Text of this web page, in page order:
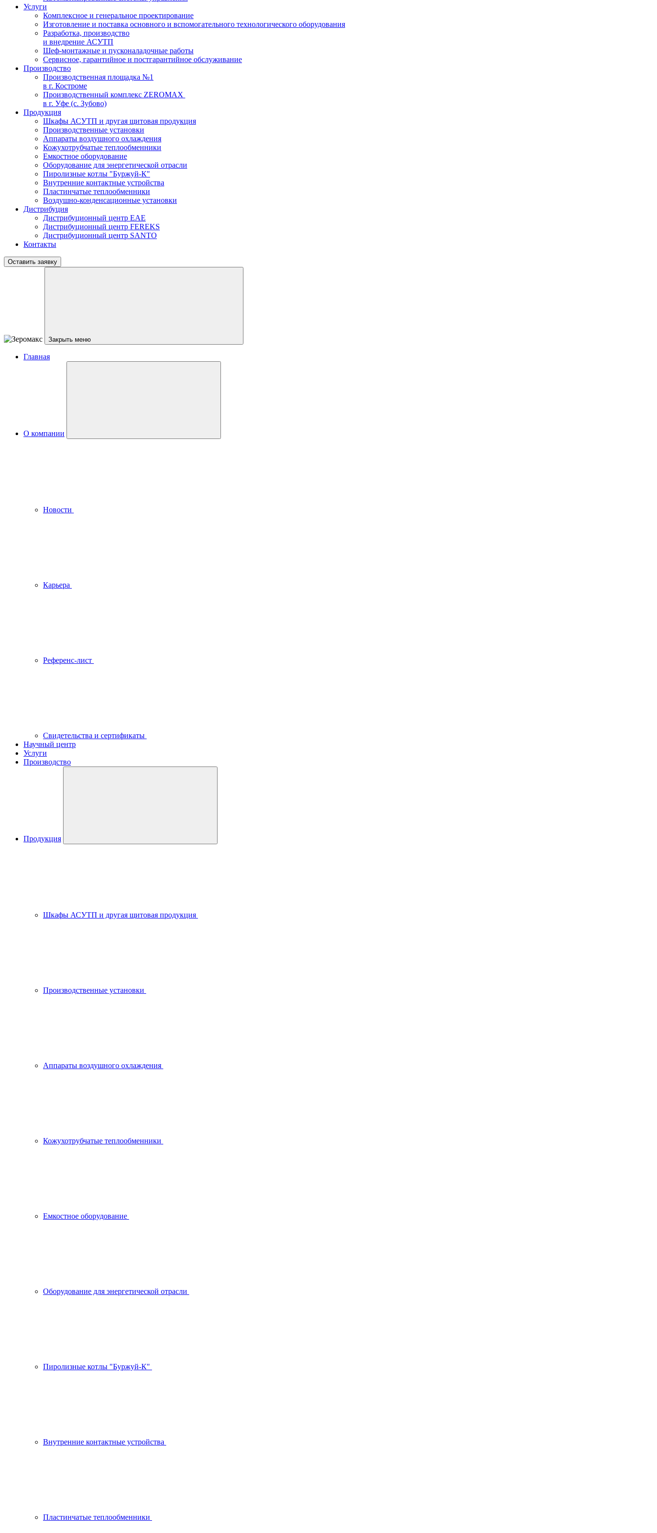
Услуги
Комплексное и генеральное проектирование
Изготовление и поставка основного и вспомогательного технологического оборудования
Разработка, производство
и внедрение АСУТП
Шеф-монтажные и пусконаладочные работы
Сервисное, гарантийное и постгарантийное обслуживание
Производство
Производственная площадка №1
в г. Костроме
Производственный комплекс ZEROMAX
в г. Уфе (с. Зубово)
Продукция
Шкафы АСУТП и другая щитовая продукция
Производственные установки
Аппараты воздушного охлаждения
Кожухотрубчатые теплообменники
Емкостное оборудование
Оборудование для энергетической отрасли
Пиролизные котлы "Буржуй-К"
Внутренние контактные устройства
Пластинчатые теплообменники
Воздушно-конденсационные установки
Дистрибуция
Дистрибуционный центр EAE
Дистрибуционный центр FEREKS
Дистрибуционный центр SANTO
Контакты
Оставить заявку
Закрыть меню
Главная
О компании
Новости
Карьера
Референс-лист
Свидетельства и сертификаты
Научный центр
Услуги
Производство
Продукция
Шкафы АСУТП и другая щитовая продукция
Производственные установки
Аппараты воздушного охлаждения
Кожухотрубчатые теплообменники
Емкостное оборудование
Оборудование для энергетической отрасли
Пиролизные котлы "Буржуй-К"
Внутренние контактные устройства
Пластинчатые теплообменники